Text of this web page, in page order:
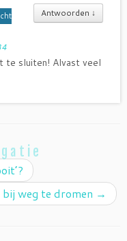
Antwoorden ↓
te sluiten! Alvast veel
weg te dromen →